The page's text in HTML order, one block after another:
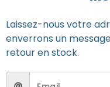
Laissez-nous votre
enverrons un
retour en stock.